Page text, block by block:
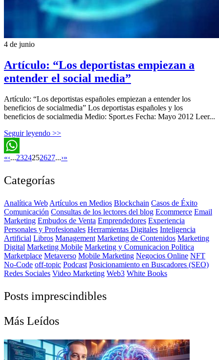
4 de junio
Artículo: “Los deportistas empiezan a
entender el social media”
Artículo: “Los deportistas españoles empiezan a entender los
beneficios de socialmedia” Los deportistas españoles y los
beneficios de socialmedia Medio: Sport.es Fecha: Mayo 2012 Leer...
Seguir leyendo >>
WhatsApp
«‹...2324252627...›»
Categorías
Analítica Web Artículos en Medios Blockchain Casos de Éxito
Comunicación Consultas de los lectores del blog Ecommerce Email
Marketing Embudos de Venta Emprendedores Experiencia
Personales y Profesionales Herramientas Digitales Inteligencia
Artificial Libros Management Marketing de Contenidos Marketing
Digital Marketing Mobile Marketing y Comunicacion Politica
Marketplace Metaverso Mobile Marketing Negocios Online NFT
No-Code off-topic Podcast Posicionamiento en Buscadores (SEO)
Redes Sociales Video Marketing Web3 White Books
Posts imprescindibles
Más Leídos